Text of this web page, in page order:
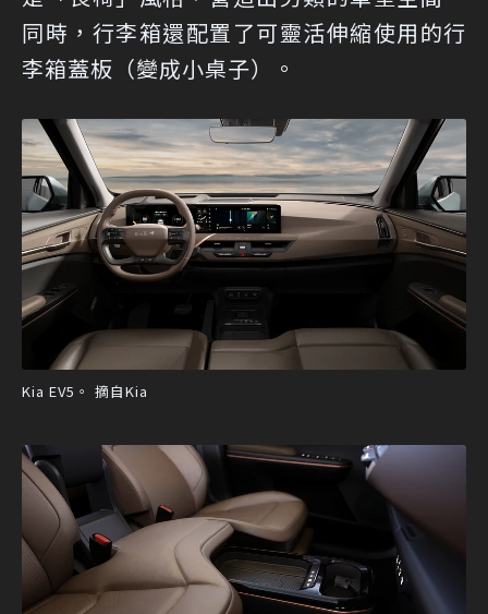
同時，行李箱還配置了可靈活伸縮使用的行
李箱蓋板（變成小桌子）。
Kia EV5。 摘自Kia